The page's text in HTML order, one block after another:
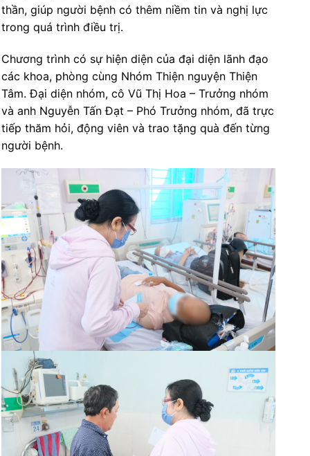
thần, giúp người bệnh có thêm niềm tin và nghị lực
trong quá trình điều trị.
Chương trình có sự hiện diện của đại diện lãnh đạo
các khoa, phòng cùng Nhóm Thiện nguyện Thiện
Tâm. Đại diện nhóm, cô Vũ Thị Hoa – Trưởng nhóm
và anh Nguyễn Tấn Đạt – Phó Trưởng nhóm, đã trực
tiếp thăm hỏi, động viên và trao tặng quà đến từng
người bệnh.